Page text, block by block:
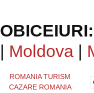
OBICEIURI:
| Moldova |
ROMANIA TURISM
CAZARE ROMANIA